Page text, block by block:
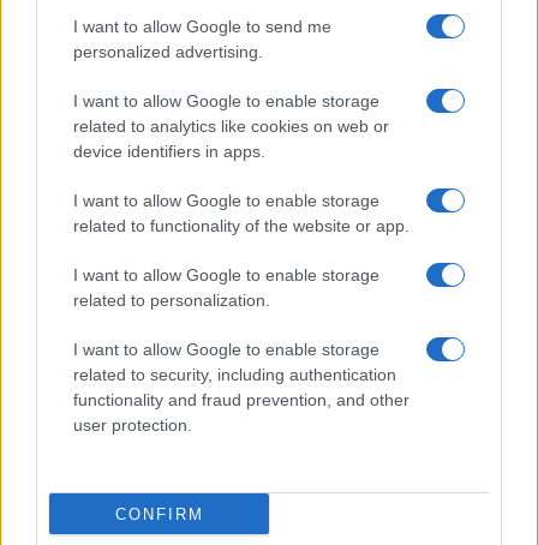
I want to allow Google to send me
personalized advertising.
I want to allow Google to enable storage
related to analytics like cookies on web or
device identifiers in apps.
I want to allow Google to enable storage
related to functionality of the website or app.
I want to allow Google to enable storage
related to personalization.
I want to allow Google to enable storage
related to security, including authentication
functionality and fraud prevention, and other
user protection.
CONFIRM
Scopri Calcio: il borgo lombardo ricco di storia e cultura
La visione di Vito Tisci per il futuro del calcio giovanile
Franco Baresi muore a 66 anni: omaggi e ricordi per il
capitano del Milan
Storia tattica del calcio italiano: catenaccio, zona, pressing e
posizionale